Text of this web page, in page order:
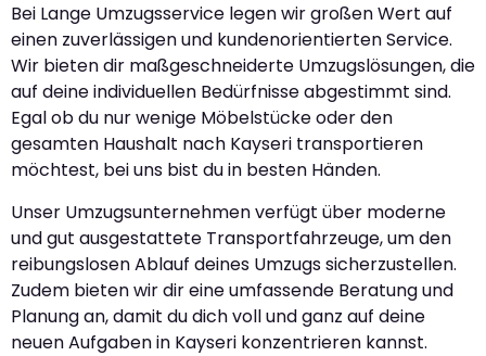
Bei Lange Umzugsservice legen wir großen Wert auf
einen zuverlässigen und kundenorientierten Service.
Wir bieten dir maßgeschneiderte Umzugslösungen, die
auf deine individuellen Bedürfnisse abgestimmt sind.
Egal ob du nur wenige Möbelstücke oder den
gesamten Haushalt nach Kayseri transportieren
möchtest, bei uns bist du in besten Händen.
Unser Umzugsunternehmen verfügt über moderne
und gut ausgestattete Transportfahrzeuge, um den
reibungslosen Ablauf deines Umzugs sicherzustellen.
Zudem bieten wir dir eine umfassende Beratung und
Planung an, damit du dich voll und ganz auf deine
neuen Aufgaben in Kayseri konzentrieren kannst.